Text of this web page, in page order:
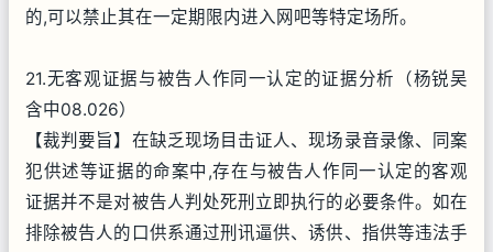
的,可以禁止其在一定期限内进入网吧等特定场所。
21.无客观证据与被告人作同一认定的证据分析（杨锐吴
含中08.026）
【裁判要旨】在缺乏现场目击证人、现场录音录像、同案
犯供述等证据的命案中,存在与被告人作同一认定的客观
证据并不是对被告人判处死刑立即执行的必要条件。如在
排除被告人的口供系通过刑讯逼供、诱供、指供等违法手